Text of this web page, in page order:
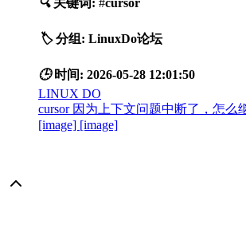
🏷️ 分组: LinuxDo论坛
🕒 时间: 2026-05-28 12:01:50
LINUX DO
cursor 因为上下文问题中断了，怎
[image] [image]